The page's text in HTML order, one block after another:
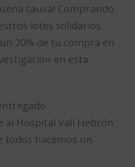
causa! Comprando
lotes solidarios
20% de tu compra en
en esta
al Hospital Vall Hebrón
todos hacemos un